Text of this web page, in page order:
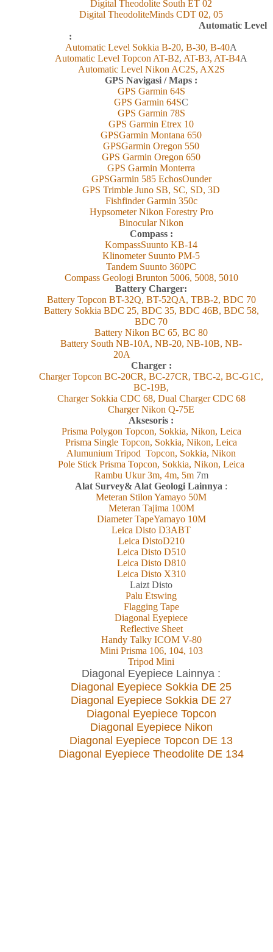
Digital Theodolite South ET 02
Digital TheodoliteMinds CDT 02, 05
Automatic Level
:
Automatic Level Sokkia B-20, B-30, B-40A
Automatic Level Topcon AT-B2, AT-B3, AT-B4A
Automatic Level Nikon AC2S, AX2S
GPS Navigasi / Maps :
GPS Garmin 64S
GPS Garmin 64SC
GPS Garmin 78S
GPS Garmin Etrex 10
GPSGarmin Montana 650
GPSGarmin Oregon 550
GPS Garmin Oregon 650
GPS Garmin Monterra
GPSGarmin 585 EchosOunder
GPS Trimble Juno SB, SC, SD, 3D
Fishfinder Garmin 350c
Hypsometer Nikon Forestry Pro
Binocular Nikon
Compass :
KompassSuunto KB-14
Klinometer Suunto PM-5
Tandem Suunto 360PC
Compass Geologi Brunton 5006, 5008, 5010
Battery Charger:
Battery Topcon BT-32Q, BT-52QA, TBB-2, BDC 70
Battery Sokkia BDC 25, BDC 35, BDC 46B, BDC 58,
BDC 70
Battery Nikon BC 65, BC 80
Battery South NB-10A, NB-20, NB-10B, NB-
20A
Charger :
Charger Topcon BC-20CR, BC-27CR, TBC-2, BC-G1C,
BC-19B,
Charger Sokkia CDC 68, Dual Charger CDC 68
Charger Nikon Q-75E
Aksesoris :
Prisma Polygon Topcon, Sokkia, Nikon, Leica
Prisma Single Topcon, Sokkia, Nikon, Leica
Alumunium Tripod Topcon, Sokkia, Nikon
Pole Stick Prisma Topcon, Sokkia, Nikon, Leica
Rambu Ukur 3m, 4m, 5m7m
Alat Survey& Alat Geologi Lainnya :
Meteran Stilon Yamayo 50M
Meteran Tajima 100M
Diameter TapeYamayo 10M
Leica Disto D3ABT
Leica DistoD210
Leica Disto D510
Leica Disto D810
Leica Disto X310
Laizt Disto
Palu Etswing
Flagging Tape
Diagonal Eyepiece
Reflective Sheet
Handy Talky ICOM V-80
Mini Prisma 106, 104, 103
Tripod Mini
Diagonal Eyepiece Lainnya :
Diagonal Eyepiece Sokkia DE 25
Diagonal Eyepiece Sokkia DE 27
Diagonal Eyepiece Topcon
Diagonal Eyepiece Nikon
Diagonal Eyepiece Topcon DE 13
Diagonal Eyepiece Theodolite DE 134